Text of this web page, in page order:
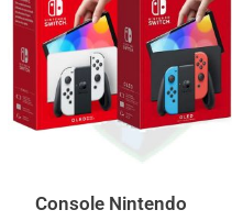
Console Nintendo